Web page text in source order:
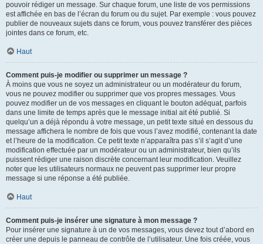
pouvoir rédiger un message. Sur chaque forum, une liste de vos permissions
est affichée en bas de l’écran du forum ou du sujet. Par exemple : vous pouvez
publier de nouveaux sujets dans ce forum, vous pouvez transférer des pièces
jointes dans ce forum, etc.
Haut
Comment puis-je modifier ou supprimer un message ?
À moins que vous ne soyez un administrateur ou un modérateur du forum,
vous ne pouvez modifier ou supprimer que vos propres messages. Vous
pouvez modifier un de vos messages en cliquant le bouton adéquat, parfois
dans une limite de temps après que le message initial ait été publié. Si
quelqu’un a déjà répondu à votre message, un petit texte situé en dessous du
message affichera le nombre de fois que vous l’avez modifié, contenant la date
et l’heure de la modification. Ce petit texte n’apparaîtra pas s’il s’agit d’une
modification effectuée par un modérateur ou un administrateur, bien qu’ils
puissent rédiger une raison discrète concernant leur modification. Veuillez
noter que les utilisateurs normaux ne peuvent pas supprimer leur propre
message si une réponse a été publiée.
Haut
Comment puis-je insérer une signature à mon message ?
Pour insérer une signature à un de vos messages, vous devez tout d’abord en
créer une depuis le panneau de contrôle de l’utilisateur. Une fois créée, vous